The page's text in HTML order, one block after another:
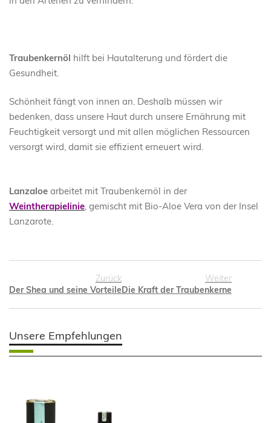
Traubenkernöl hilft bei Hautalterung und fördert die
Gesundheit.
Schönheit fängt von innen an. Deshalb müssen wir
bedenken, dass unsere Haut durch unsere Ernährung mit
Feuchtigkeit versorgt und mit allen möglichen Ressourcen
versorgt wird, damit sie effizient erneuert wird.
Lanzaloe arbeitet mit Traubenkernöl in der
Weintherapielinie, gemischt mit Bio-Aloe Vera von der Insel
Lanzarote.
Zurück
Der Shea und seine Vorteile
Weiter
Die Kraft der Traubenkerne
Unsere Empfehlungen